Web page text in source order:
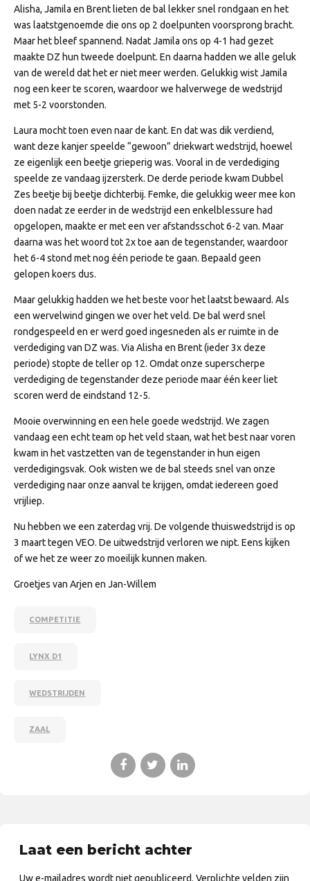
Alisha, Jamila en Brent lieten de bal lekker snel rondgaan en het
was laatstgenoemde die ons op 2 doelpunten voorsprong bracht.
Maar het bleef spannend. Nadat Jamila ons op 4-1 had gezet
maakte DZ hun tweede doelpunt. En daarna hadden we alle geluk
van de wereld dat het er niet meer werden. Gelukkig wist Jamila
nog een keer te scoren, waardoor we halverwege de wedstrijd
met 5-2 voorstonden.
Laura mocht toen even naar de kant. En dat was dik verdiend,
want deze kanjer speelde “gewoon” driekwart wedstrijd, hoewel
ze eigenlijk een beetje grieperig was. Vooral in de verdediging
speelde ze vandaag ijzersterk. De derde periode kwam Dubbel
Zes beetje bij beetje dichterbij. Femke, die gelukkig weer mee kon
doen nadat ze eerder in de wedstrijd een enkelblessure had
opgelopen, maakte er met een ver afstandsschot 6-2 van. Maar
daarna was het woord tot 2x toe aan de tegenstander, waardoor
het 6-4 stond met nog één periode te gaan. Bepaald geen
gelopen koers dus.
Maar gelukkig hadden we het beste voor het laatst bewaard. Als
een wervelwind gingen we over het veld. De bal werd snel
rondgespeeld en er werd goed ingesneden als er ruimte in de
verdediging van DZ was. Via Alisha en Brent (ieder 3x deze
periode) stopte de teller op 12. Omdat onze superscherpe
verdediging de tegenstander deze periode maar één keer liet
scoren werd de eindstand 12-5.
Mooie overwinning en een hele goede wedstrijd. We zagen
vandaag een echt team op het veld staan, wat het best naar voren
kwam in het vastzetten van de tegenstander in hun eigen
verdedigingsvak. Ook wisten we de bal steeds snel van onze
verdediging naar onze aanval te krijgen, omdat iedereen goed
vrijliep.
Nu hebben we een zaterdag vrij. De volgende thuiswedstrijd is op
3 maart tegen VEO. De uitwedstrijd verloren we nipt. Eens kijken
of we het ze weer zo moeilijk kunnen maken.
Groetjes van Arjen en Jan-Willem
COMPETITIE
LYNX D1
WEDSTRIJDEN
ZAAL
Laat een bericht achter
Uw e-mailadres wordt niet gepubliceerd. Verplichte velden zijn